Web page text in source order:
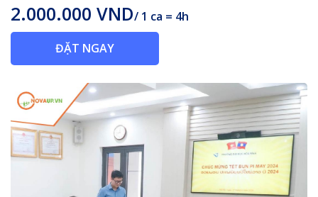
2.000.000 VND/ 1 ca = 4h
ĐẶT NGAY